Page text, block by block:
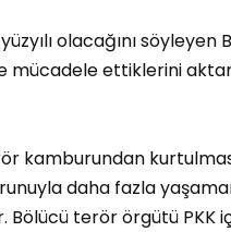
olacağını söyleyen
mücadele ettiklerini
kamburundan
daha fazla
Bölücü terör örgütü PKK